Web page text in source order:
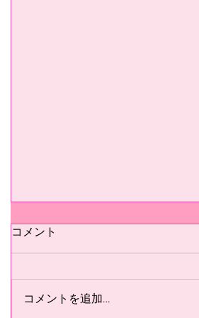
テスト
テスト
コメント
コメントを追加…